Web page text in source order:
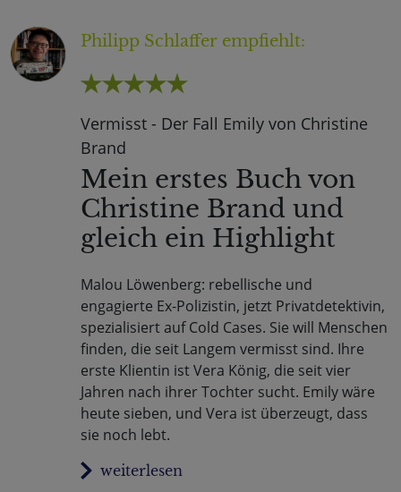
Philipp Schlaffer empfiehlt:
Vermisst - Der Fall Emily von Christine
Brand
Mein erstes Buch von
Christine Brand und
gleich ein Highlight
Malou Löwenberg: rebellische und
engagierte Ex-Polizistin, jetzt Privatdetektivin,
spezialisiert auf Cold Cases. Sie will Menschen
finden, die seit Langem vermisst sind. Ihre
erste Klientin ist Vera König, die seit vier
Jahren nach ihrer Tochter sucht. Emily wäre
heute sieben, und Vera ist überzeugt, dass
sie noch lebt.